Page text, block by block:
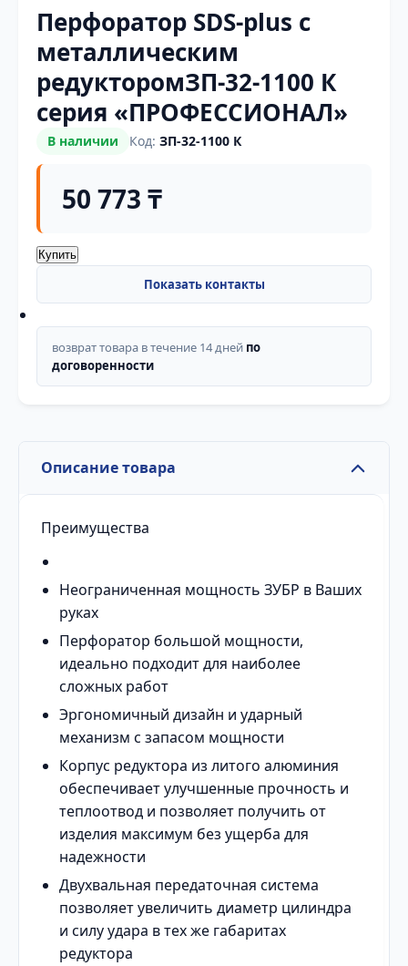
Перфоратор SDS-plus с
металлическим
редукторомЗП-32-1100 К
серия «ПРОФЕССИОНАЛ»
В наличии Код: ЗП-32-1100 К
50 773 ₸
Купить
возврат товара в течение 14 дней по
договоренности
Описание товара
Преимущества
Неограниченная мощность ЗУБР в Ваших
руках
Перфоратор большой мощности,
идеально подходит для наиболее
сложных работ
Эргономичный дизайн и ударный
механизм с запасом мощности
Корпус редуктора из литого алюминия
обеспечивает улучшенные прочность и
теплоотвод и позволяет получить от
изделия максимум без ущерба для
надежности
Двухвальная передаточная система
позволяет увеличить диаметр цилиндра
и силу удара в тех же габаритах
редуктора